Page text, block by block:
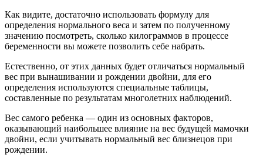
Как видите, достаточно использовать формулу для
определения нормального веса и затем по полученному
значению посмотреть, сколько килограммов в процессе
беременности вы можете позволить себе набрать.
Естественно, от этих данных будет отличаться нормальный
вес при вынашивании и рождении двойни, для его
определения используются специальные таблицы,
составленные по результатам многолетних наблюдений.
Вес самого ребенка — один из основных факторов,
оказывающий наибольшее влияние на вес будущей мамочки
двойни, если учитывать нормальный вес близнецов при
рождении.